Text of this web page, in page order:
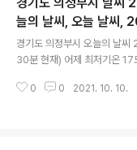
기상 상태 참조 며칠 째 비가
거나 간간이 흩뿌리거나 대기
지 좋음 = 2 ㎍/m³ 미세먼지
보통 = 22 ㎍/m³ 자외선 (오
보통 = 16 ㎍/m³ 미세먼지
보통 = 26 ㎍/m³ 자외선 (오
경기도 의정부시 날씨
늘의 날씨, 오늘 날씨,
지, 미세먼지, 황사, 자
경기도 의정부시 오늘의 날
30분 현재) 어제 최저기온
도(낮) 어제보다 3도 낮은 최
0 0 2021. 10. 10.